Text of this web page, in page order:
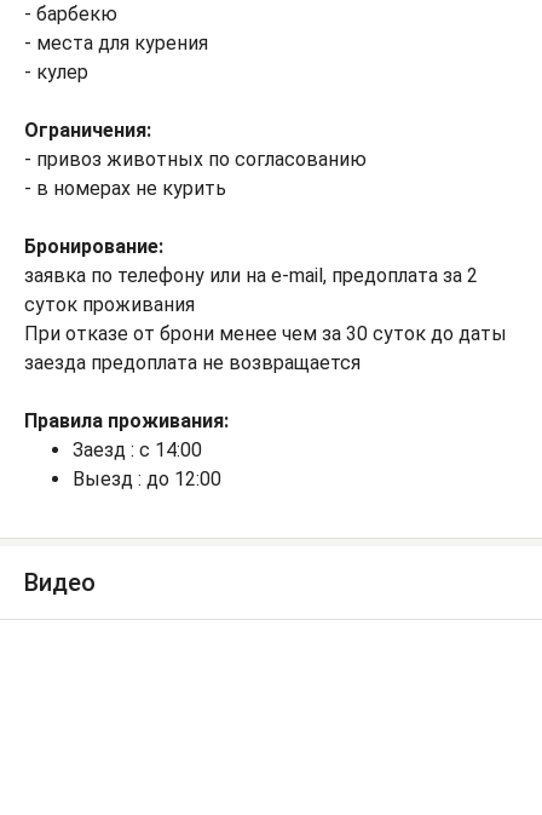
- барбекю
- места для курения
- кулер
Ограничения:
- привоз животных по согласованию
- в номерах не курить
Бронирование:
заявка по телефону или на e-mail, предоплата за 2
суток проживания
При отказе от брони менее чем за 30 суток до даты
заезда предоплата не возвращается
Правила проживания:
Заезд : с 14:00
Выезд : до 12:00
Видео